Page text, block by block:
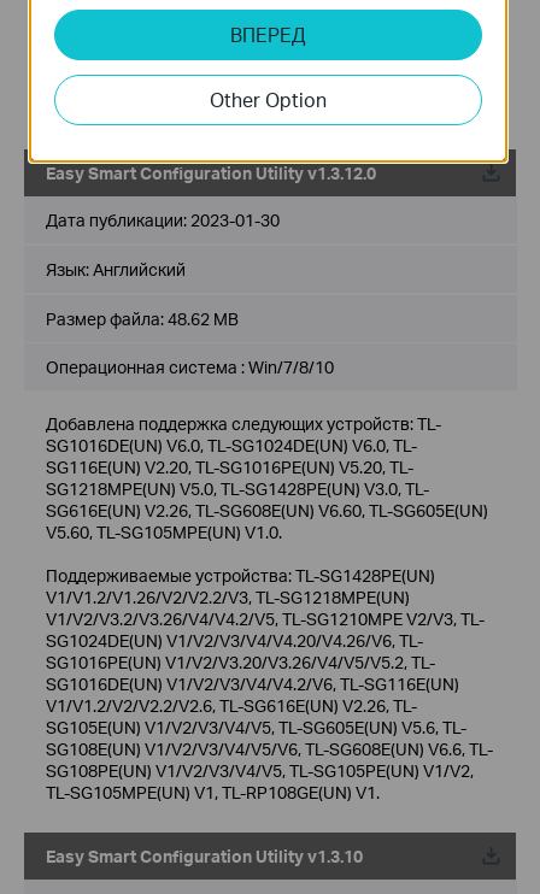
SG108PE (UN) V1/V2/2.6/V3/3.6/V4/4.6/V5/5.6, TL-
SG105PE (UN) V1/1.6/V2/2.6, TL-SG105MPE (UN) V1/1.6,
TL-RP108GE (UN) V1, DS105GE (UN) V1, DS108GE (UN) V1,
DS116GE (UN) V1, DS1016GE (UN) V1/1.6, DS1024GE (UN)
V1/1.6, RP108GE (UN) V1.20.
Easy Smart Configuration Utility v1.3.12.0
Дата публикации: 2023-01-30
Язык:Английский
Размер файла:48.62 MB
Операционная система : Win/7/8/10
Добавлена поддержка следующих устройств: TL-
SG1016DE(UN) V6.0, TL-SG1024DE(UN) V6.0, TL-
SG116E(UN) V2.20, TL-SG1016PE(UN) V5.20, TL-
SG1218MPE(UN) V5.0, TL-SG1428PE(UN) V3.0, TL-
SG616E(UN) V2.26, TL-SG608E(UN) V6.60, TL-SG605E(UN)
V5.60, TL-SG105MPE(UN) V1.0.
Поддерживаемые устройства: TL-SG1428PE(UN)
V1/V1.2/V1.26/V2/V2.2/V3, TL-SG1218MPE(UN)
V1/V2/V3.2/V3.26/V4/V4.2/V5, TL-SG1210MPE V2/V3, TL-
SG1024DE(UN) V1/V2/V3/V4/V4.20/V4.26/V6, TL-
SG1016PE(UN) V1/V2/V3.20/V3.26/V4/V5/V5.2, TL-
SG1016DE(UN) V1/V2/V3/V4/V4.2/V6, TL-SG116E(UN)
V1/V1.2/V2/V2.2/V2.6, TL-SG616E(UN) V2.26, TL-
SG105E(UN) V1/V2/V3/V4/V5, TL-SG605E(UN) V5.6, TL-
SG108E(UN) V1/V2/V3/V4/V5/V6, TL-SG608E(UN) V6.6, TL-
SG108PE(UN) V1/V2/V3/V4/V5, TL-SG105PE(UN) V1/V2,
TL-SG105MPE(UN) V1, TL-RP108GE(UN) V1.
Easy Smart Configuration Utility v1.3.10
ВПЕРЕД
Other Option